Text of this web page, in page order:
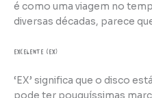
é como uma viagem no
diversas décadas, parece
Excelente (EX)
‘EX’ significa que o disco